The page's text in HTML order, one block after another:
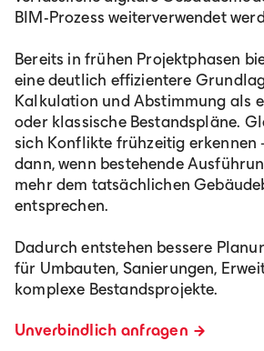
BIM-Prozess weiterverwendet
Bereits in frühen Projektphasen
eine deutlich effizientere
Kalkulation und Abstimmung als
oder klassische Bestandspläne.
sich Konflikte frühzeitig erkennen
dann, wenn bestehende
mehr dem tatsächlichen
entsprechen.
Dadurch entstehen bessere
für Umbauten, Sanierungen,
komplexe Bestandsprojekte.
Unverbindlich anfragen